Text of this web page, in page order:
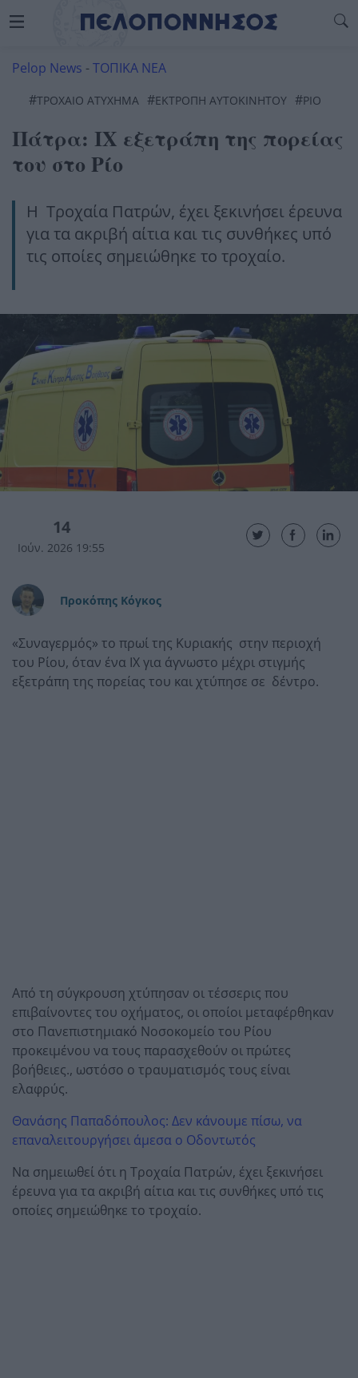
Pelop News -ΤΟΠΙΚΑ ΝΕΑ
#ΤΡΟΧΑΊΟ ΑΤΎΧΗΜΑ #ΕΚΤΡΟΠΉ ΑΥΤΟΚΊΝΗΤΟΥ #ΡΊΟ
Πάτρα: ΙΧ εξετράπη της πορείας
του στο Ρίο
Η Τροχαία Πατρών, έχει ξεκινήσει έρευνα
για τα ακριβή αίτια και τις συνθήκες υπό
τις οποίες σημειώθηκε το τροχαίο.
14
Ιούν. 2026 19:55
Προκόπης Κόγκος
«Συναγερμός» το πρωί της Κυριακής στην περιοχή
του Ρίου, όταν ένα ΙΧ για άγνωστο μέχρι στιγμής
εξετράπη της πορείας του και χτύπησε σε δέντρο.
Από τη σύγκρουση χτύπησαν οι τέσσερις που
επιβαίνοντες του οχήματος, οι οποίοι μεταφέρθηκαν
στο Πανεπιστημιακό Νοσοκομείο του Ρίου
προκειμένου να τους παρασχεθούν οι πρώτες
βοήθειες., ωστόσο ο τραυματισμός τους είναι
ελαφρύς.
Θανάσης Παπαδόπουλος: Δεν κάνουμε πίσω, να
επαναλειτουργήσει άμεσα ο Οδοντωτός
Να σημειωθεί ότι η Τροχαία Πατρών, έχει ξεκινήσει
έρευνα για τα ακριβή αίτια και τις συνθήκες υπό τις
οποίες σημειώθηκε το τροχαίο.